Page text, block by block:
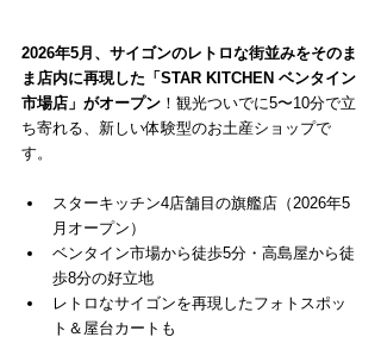
2026年5月、サイゴンのレトロな街並みをそのま
ま店内に再現した「STAR KITCHEN ベンタイン
市場店」がオープン ！観光ついでに5〜10分で立
ち寄れる、新しい体験型のお土産ショップで
す。
スターキッチン4店舗目の旗艦店（2026年5
月オープン）
ベンタイン市場から徒歩5分・高島屋から徒
歩8分の好立地
レトロなサイゴンを再現したフォトスポッ
ト＆屋台カートも